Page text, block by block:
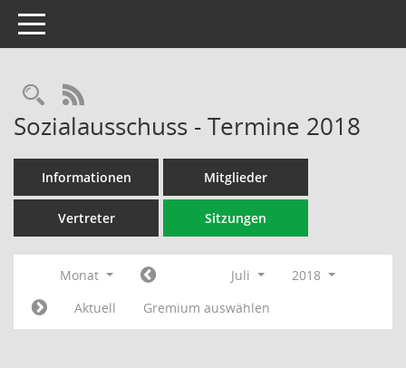
Toggle navigation
Rechercheauswahl
RSS-Feed
Sozialausschuss - Termine 2018
Informationen Mitglieder
Vertreter Sitzungen
Monat Juli
2018
Aktuell
Gremium auswählen